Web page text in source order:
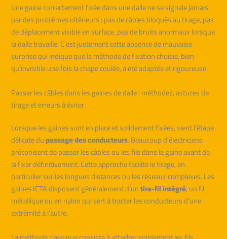
Une gaine correctement fixée dans une dalle ne se signale jamais
par des problèmes ultérieurs : pas de câbles bloqués au tirage, pas
de déplacement visible en surface, pas de bruits anormaux lorsque
la dalle travaille. C’est justement cette absence de mauvaise
surprise qui indique que la méthode de fixation choisie, bien
qu’invisible une fois la chape coulée, a été adaptée et rigoureuse.
Passer les câbles dans les gaines de dalle : méthodes, astuces de
tirage et erreurs à éviter
Lorsque les gaines sont en place et solidement fixées, vient l’étape
délicate dupassage des conducteurs. Beaucoup d’électriciens
préconisent de passer les câbles ou les fils dans la gaine avant de
la fixer définitivement. Cette approche facilite le tirage, en
particulier sur les longues distances ou les réseaux complexes. Les
gaines ICTA disposent généralement d’untire-fil intégré, un fil
métallique ou en nylon qui sert à tracter les conducteurs d’une
extrémité à l’autre.